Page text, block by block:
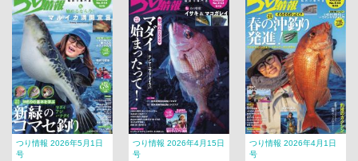
つり情報 2026年5月1日
号
つり情報 2026年4月15日
号
つり情報 2026年4月1日
号